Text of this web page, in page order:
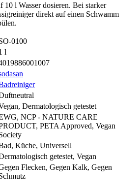
10 l Wasser dosieren. Bei starker
direkt auf einen Schwamm
0100
l
Dermatologisch getestet
NCP - NATURE CARE
PETA Approved, Vegan
Küche, Universell
getestet, Vegan
Flecken, Gegen Kalk, Gegen